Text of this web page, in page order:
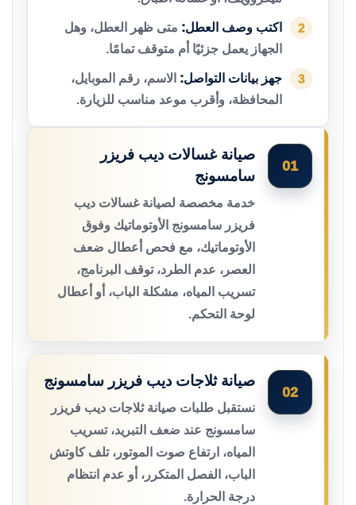
2 اكتب وصف العطل: متى ظهر العطل، وهل
الجهاز يعمل جزئيًا أم متوقف تمامًا.
3 جهز بيانات التواصل: الاسم، رقم الموبايل،
المحافظة، وأقرب موعد مناسب للزيارة.
01
صيانة غسالات ديب فريزر
سامسونج
خدمة مخصصة لصيانة غسالات ديب
فريزر سامسونج الأوتوماتيك وفوق
الأوتوماتيك، مع فحص أعطال ضعف
العصر، عدم الطرد، توقف البرنامج،
تسريب المياه، مشكلة الباب، أو أعطال
لوحة التحكم.
02
صيانة ثلاجات ديب فريزر سامسونج
نستقبل طلبات صيانة ثلاجات ديب فريزر
سامسونج عند ضعف التبريد، تسريب
المياه، ارتفاع صوت الموتور، تلف كاوتش
الباب، الفصل المتكرر، أو عدم انتظام
درجة الحرارة.